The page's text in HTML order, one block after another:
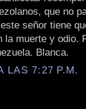
que no
señor tiene
la muerte y odio.
Blanca.
LAS 7:27 P.M.